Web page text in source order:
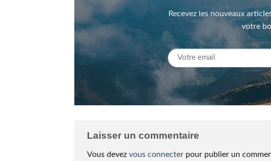
Recevez les nouveaux
votre
Laisser un commentaire
Vous devez vous connecter pour publier un